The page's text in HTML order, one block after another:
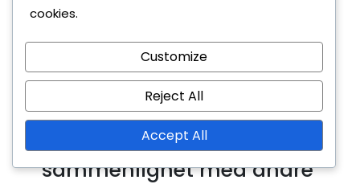
Hvordan skiller
midtstoppernes
ansvarsområder seg i 6-
3-1-formasjonen
sammenlignet med andre
cookies.
Customize
Reject All
Accept All